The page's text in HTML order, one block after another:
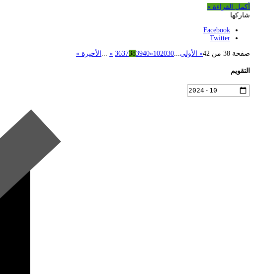
أكمل القراءة »
شاركها
Facebook
Twitter
صفحة 38 من 42 « الأولى 102030
«
3637383940
» الأخيرة »
التقويم